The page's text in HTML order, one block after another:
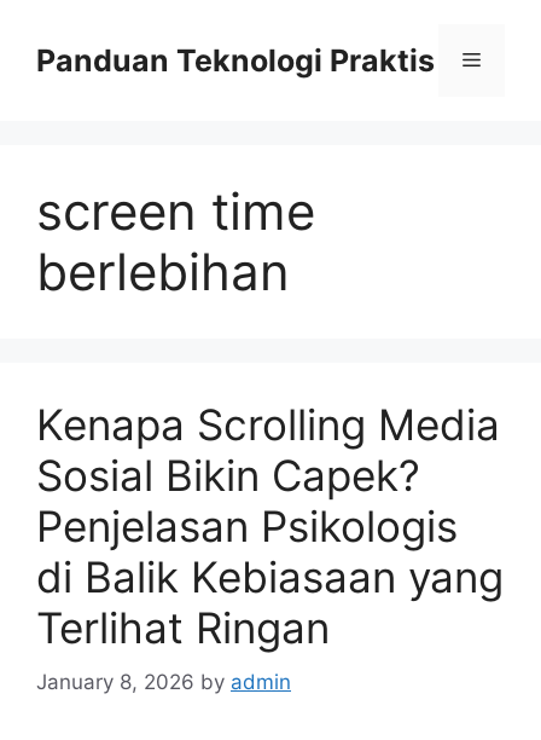
contentPanduan Teknologi Praktis Menu
screen time
berlebihan
Kenapa Scrolling Media
Sosial Bikin Capek?
Penjelasan Psikologis
di Balik Kebiasaan yang
Terlihat Ringan
January 8, 2026 by admin